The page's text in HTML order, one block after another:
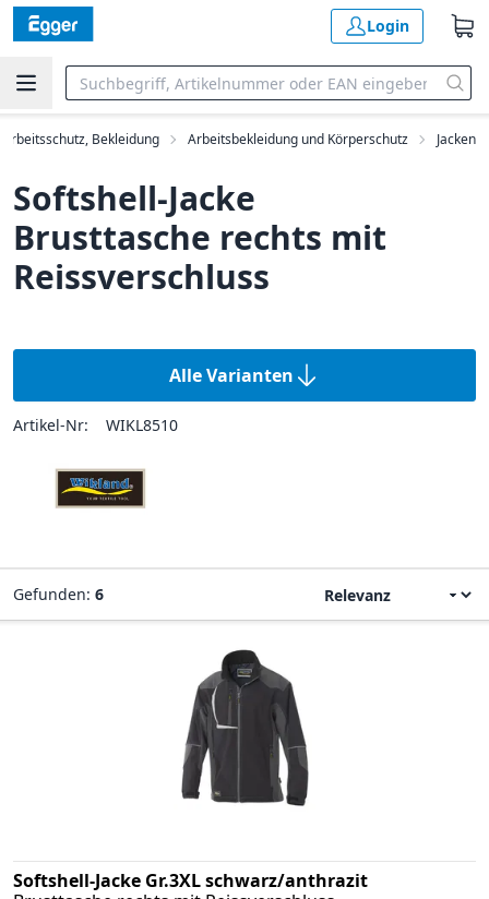
Login
Arbeitsschutz, Bekleidung Arbeitsbekleidung und Körperschutz Jacken
Softshell-Jacke
Brusttasche rechts mit
Reissverschluss
Alle Varianten
Artikel-Nr: WIKL8510
Gefunden: 6
Softshell-Jacke Gr.3XL schwarz/anthrazit